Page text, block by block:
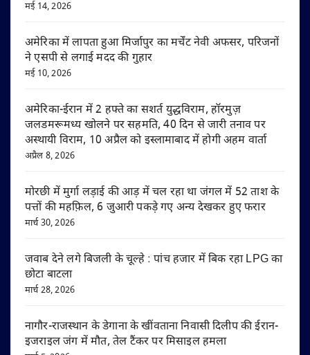
मई 14, 2026
अमेरिका में लापता हुआ मिर्जापुर का मर्चेंट नेवी अफसर, परिजनों
ने एसपी से लगाई मदद की गुहार
मई 10, 2026
अमेरिका-ईरान में 2 हफ्ते का सशर्त युद्धविराम, हॉरमुज़
जलडमरूमध्य खोलने पर सहमति, 40 दिन से जारी तनाव पर
अस्थायी विराम, 10 अप्रैल को इस्लामाबाद में होगी अहम वार्ता
अप्रैल 8, 2026
मोरछी में मुर्गा लड़ाई की आड़ में चल रहा था जंगल में 52 ताश के
पत्तों की महफ़िल, 6 जुआरी पकड़े गए अन्य देखकर हुए फरार
मार्च 30, 2026
जवाब देने लगे बिजली के चूल्हे : पांच हजार में बिक रहा LPG का
छोटा बाटला
मार्च 28, 2026
नागौर-राजस्थान के डेगाना के खींवताना निवासी दिलीप की ईरान-
इजराइल जंग में मौत, तेल टैंकर पर मिसाइल हमला